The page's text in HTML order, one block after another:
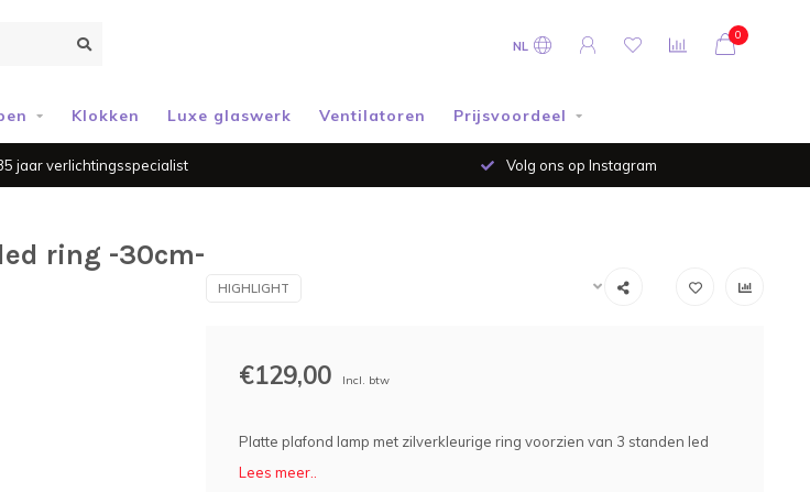
NL
0
Klokken Luxe glaswerk Ventilatoren Prijsvoordeel
jaar verlichtingsspecialist Volg ons op Instagram
ring -30cm-
HIGHLIGHT
€129,00 Incl. btw
Platte plafond lamp met zilverkleurige ring voorzien van 3 standen led
Lees meer..